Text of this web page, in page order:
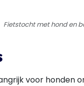
Fietstocht met hond en
voor honden